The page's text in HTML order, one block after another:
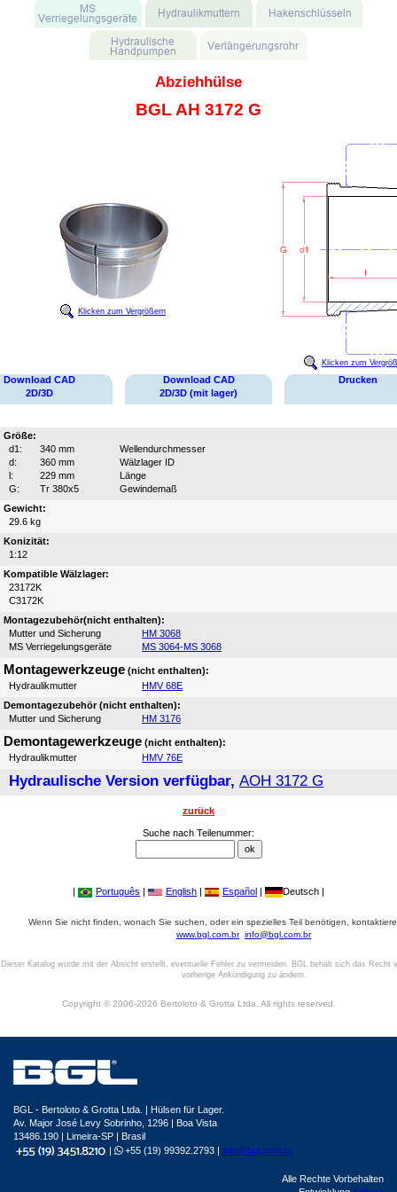
Abziehhülse
BGL AH 3172 G
Klicken zum Vergrößern
Klicken zum
Download CAD
2D/3D
Download CAD
2D/3D (mit lager)
Drucken
Größe:
d1:
340 mm
Wellendurchmesser
d:
360 mm
Wälzlager ID
l:
229 mm
Länge
G:
Tr 380x5
Gewindemaß
Gewicht:
29.6 kg
Konizität:
1:12
Kompatible Wälzlager:
23172K
C3172K
Montagezubehör(nicht enthalten):
Mutter und Sicherung
HM 3068
MS Verriegelungsgeräte
MS 3064-MS 3068
Montagewerkzeuge (nicht enthalten):
Hydraulikmutter
HMV 68E
Demontagezubehör (nicht enthalten):
Mutter und Sicherung
HM 3176
Demontagewerkzeuge (nicht enthalten):
Hydraulikmutter
HMV 76E
Hydraulische Version verfügbar, AOH 3172 G
zurück
Suche nach Teilenummer:
| Português | English | Español | Deutsch |
Wenn Sie nicht finden, wonach Sie suchen, oder ein spezielles Teil benötigen,
www.bgl.com.br info@bgl.com.br
Dieser Katalog wurde mit der Absicht erstellt, eventuelle Fehler zu vermeiden. BGL behält sich das Recht
vorherige Ankündigung zu ändern.
Copyright © 2006-2026 Bertoloto & Grotta Ltda. All rights reserved.
BGL - Bertoloto & Grotta Ltda. | Hülsen für Lager.
Av. Major José Levy Sobrinho, 1296 | Boa Vista
13486.190 | Limeira-SP | Brasil
|
+55 (19) 99392.2793 | info@bgl.com.br
Alle Rechte Vorbehalten